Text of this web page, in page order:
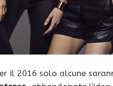
il 2016 solo alcune